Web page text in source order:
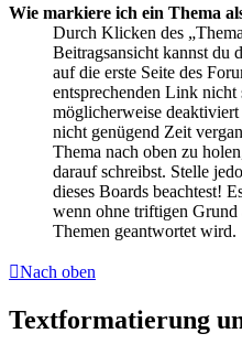
Wie markiere ich ein Thema
Durch Klicken des
Beitragsansicht kannst du
auf die erste Seite des
entsprechenden Link
möglicherweise
nicht genügend Zeit
Thema nach oben zu
darauf schreibst. Stelle
dieses Boards beachtest!
wenn ohne triftigen Grund
Themen geantwortet wird.
Nach oben
Textformatierung